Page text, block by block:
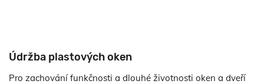
Údržba plastových oken
Pro zachování funkčnosti a dlouhé životnosti oken a dveří